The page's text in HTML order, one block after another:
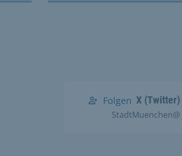
X (Twitter)
@StadtMuenchen
Folgen